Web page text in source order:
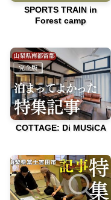
SPORTS TRAIN in
Forest camp
COTTAGE: Di MUSiCA